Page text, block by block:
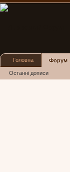
Головна Форум
Останні дописи